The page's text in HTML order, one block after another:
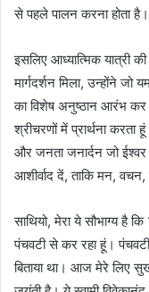
से पहले पालन करना होता है।
इसलिए आध्यात्मिक यात्री
मार्गदर्शन मिला, उन्होंने
का विशेष अनुष्ठान आरंभ कर
श्रीचरणों में प्रार्थना करता
और जनता जनार्दन जो
आशीर्वाद दें, ताकि मन,
साथियो, मेरा ये सौभाग्य है
पंचवटी से कर रहा हूं।
बिताया था। आज मेरे लिए